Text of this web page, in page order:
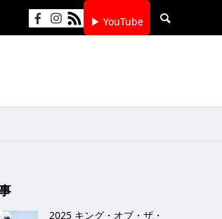
▶ YouTube
2025 キング・オブ・ザ・